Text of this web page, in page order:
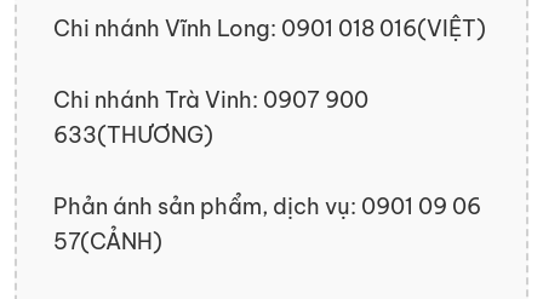
Chi nhánh Vĩnh Long: 0901 018 016(VIỆT)
Chi nhánh Trà Vinh: 0907 900
633(THƯƠNG)
Phản ánh sản phẩm, dịch vụ: 0901 09 06
57(CẢNH)